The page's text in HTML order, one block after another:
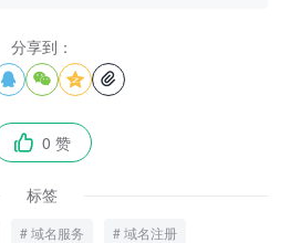
分享到：
   
 0 赞
标签
域名服务 域名注册